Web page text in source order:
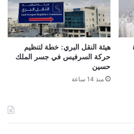
هيئة النقل البري: خطة لتنظيم
حركة السرفيس في جسر الملك
حسين
منذ 14 ساعة